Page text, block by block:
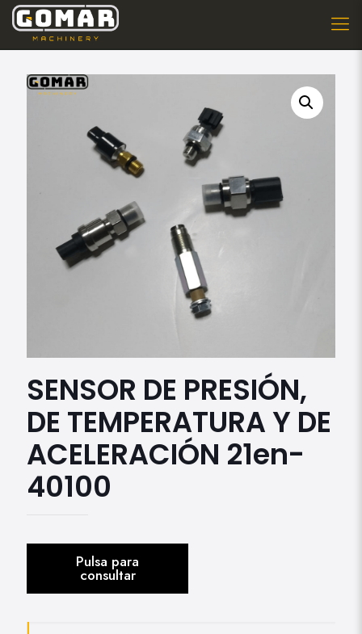
SENSOR DE PRESIÓN,
DE TEMPERATURA Y DE
ACELERACIÓN 21en-
40100